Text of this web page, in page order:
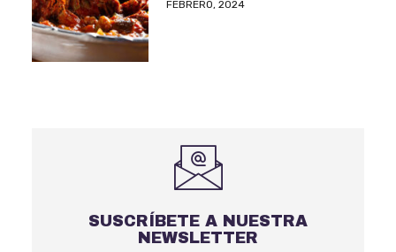
FEBRERO, 2024
SUSCRÍBETE A NUESTRA
NEWSLETTER